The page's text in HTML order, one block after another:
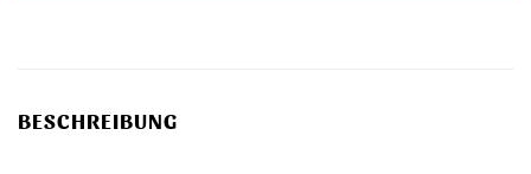
BESCHREIBUNG